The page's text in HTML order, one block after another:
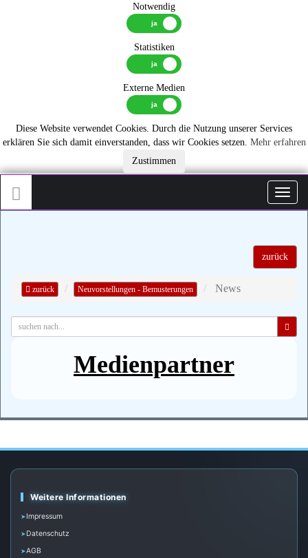
Notwendig
Statistiken
Externe Medien
Diese Website verwendet Cookies. Durch die Nutzung unserer Services
erklären Sie sich damit einverstanden, dass wir Cookies setzen. Mehr erfahren
Zustimmen
zurück
zurück Neuvorstellungen - Bemusterungen News
Medienpartner
Weitere Informationen
Impressum
Datenschutz
AGB